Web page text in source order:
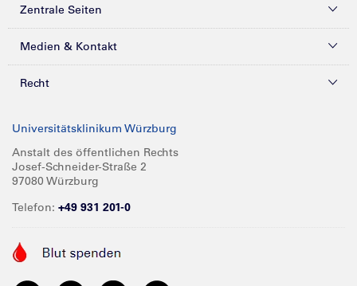
Zentrale Seiten
Kliniken & Zentren
Forschung
Karriere
Medien & Kontakt
Presse
Glossar
Spenden
Anreise
Recht
Compliance
Impressum
Barrierefreiheit
Universitätsklinikum Würzburg
Anstalt des öffentlichen Rechts
Josef-Schneider-Straße 2
97080 Würzburg
Telefon: +49 931 201-0